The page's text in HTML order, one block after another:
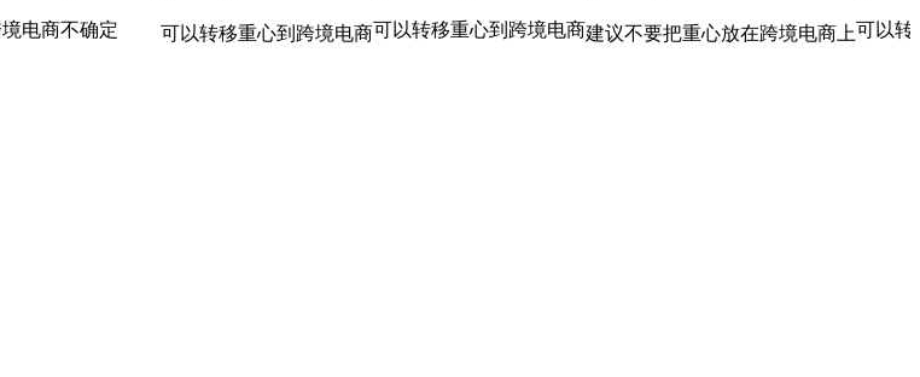
电商不确定 可以转移重心到跨境电商可以转移重心到跨境电商建议不要把重心放在跨境电商上可以转